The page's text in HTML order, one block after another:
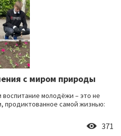
с миром природы
молодёжи – это не
продиктованное самой жизнью:
371